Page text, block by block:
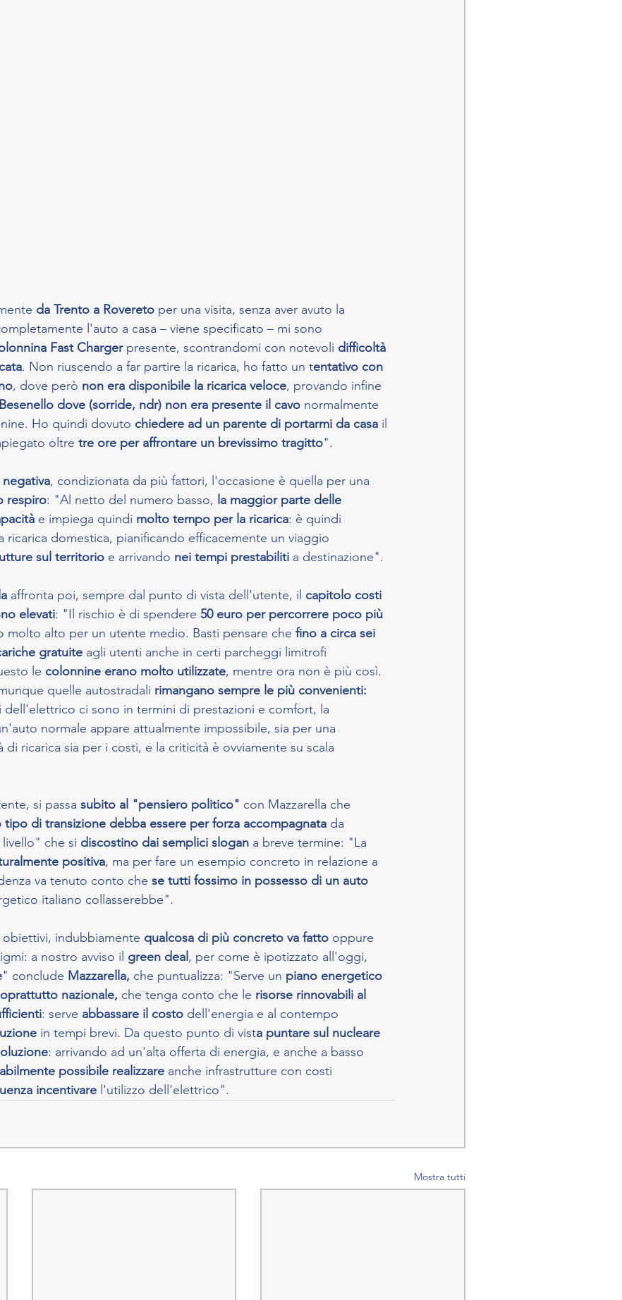
da Trento a Rovereto per una visita, senza aver avuto la
l'auto a casa – viene specificato – mi sono
Fast Charger presente, scontrandomi con notevoli difficoltà
. Non riuscendo a far partire la ricarica, ho fatto un tentativo con
, dove però non era disponibile la ricarica veloce, provando infine
dove (sorride, ndr) non era presente il cavo normalmente
Ho quindi dovuto chiedere ad un parente di portarmi da casa il
oltre tre ore per affrontare un brevissimo tragitto".
, condizionata da più fattori, l'occasione è quella per una
respiro: "Al netto del numero basso, la maggior parte delle
e impiega quindi molto tempo per la ricarica: è quindi
ricarica domestica, pianificando efficacemente un viaggio
sul territorio e arrivando nei tempi prestabiliti a destinazione".
affronta poi, sempre dal punto di vista dell'utente, il capitolo costi
elevati: "Il rischio è di spendere 50 euro per percorrere poco più
molto alto per un utente medio. Basti pensare che fino a circa sei
gratuite agli utenti anche in certi parcheggi limitrofi
le colonnine erano molto utilizzate, mentre ora non è più così.
quelle autostradali rimangano sempre le più convenienti:
dell'elettrico ci sono in termini di prestazioni e comfort, la
normale appare attualmente impossibile, sia per una
ricarica sia per i costi, e la criticità è ovviamente su scala
si passa subito al "pensiero politico" con Mazzarella che
tipo di transizione debba essere per forza accompagnata da
che si discostino dai semplici slogan a breve termine: "La
positiva, ma per fare un esempio concreto in relazione a
va tenuto conto che se tutti fossimo in possesso di un auto
italiano collasserebbe".
indubbiamente qualcosa di più concreto va fatto oppure
a nostro avviso il green deal , per come è ipotizzato all'oggi,
" conclude Mazzarella, che puntualizza: "Serve un piano energetico
nazionale, che tenga conto che le risorse rinnovabili al
: serve abbassare il costo dell'energia e al contempo
in tempi brevi. Da questo punto di vista puntare sul nucleare
: arrivando ad un'alta offerta di energia, e anche a basso
possibile realizzare anche infrastrutture con costi
incentivare l'utilizzo dell'elettrico".
Mostra tutti